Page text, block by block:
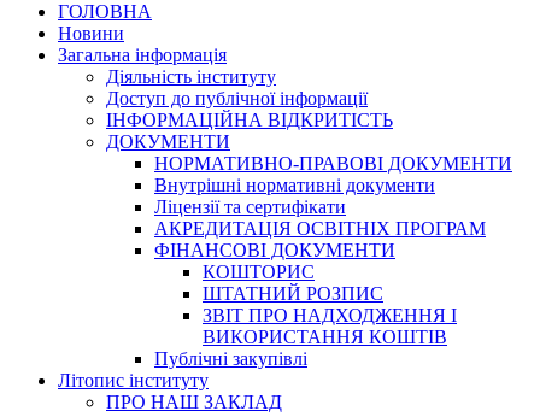
ГОЛОВНА
Новини
Загальна інформація
Діяльність інституту
Доступ до публічної інформації
ІНФОРМАЦІЙНА ВІДКРИТІСТЬ
ДОКУМЕНТИ
НОРМАТИВНО-ПРАВОВІ ДОКУМЕНТИ
Внутрішні нормативні документи
Ліцензії та сертифікати
АКРЕДИТАЦІЯ ОСВІТНІХ ПРОГРАМ
ФІНАНСОВІ ДОКУМЕНТИ
КОШТОРИС
ШТАТНИЙ РОЗПИС
ЗВІТ ПРО НАДХОДЖЕННЯ І
ВИКОРИСТАННЯ КОШТІВ
Публічні закупівлі
Літопис інституту
ПРО НАШ ЗАКЛАД